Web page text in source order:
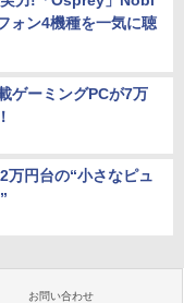
ォン4機種を一気に聴
ゲーミングPCが7万
万円台の“小さなピュ
お問い合わせ